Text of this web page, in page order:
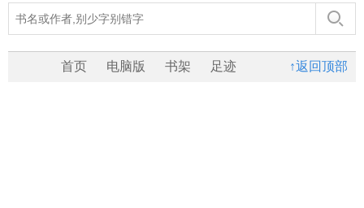
↑返回顶部
首页 电脑版 书架 足迹